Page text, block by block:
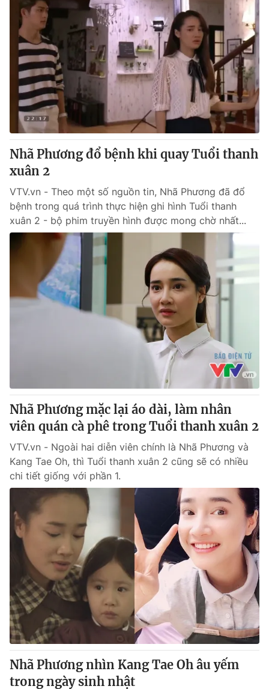
Nhã Phương đổ bệnh khi quay Tuổi thanh
xuân 2
VTV.vn - Theo một số nguồn tin, Nhã Phương đã đổ
bệnh trong quá trình thực hiện ghi hình Tuổi thanh
xuân 2 - bộ phim truyền hình được mong chờ nhất...
Nhã Phương mặc lại áo dài, làm nhân
viên quán cà phê trong Tuổi thanh xuân 2
VTV.vn - Ngoài hai diễn viên chính là Nhã Phương và
Kang Tae Oh, thì Tuổi thanh xuân 2 cũng sẽ có nhiều
chi tiết giống với phần 1.
Nhã Phương nhìn Kang Tae Oh âu yếm
trong ngày sinh nhật